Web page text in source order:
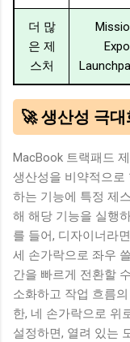
더 많
은 제
스처
🚀 생산성 극
MacBook 트랙패드
생산성을 비약적으로
하는 기능에 특정 제
해 해당 기능을 실행
를 들어, 디자이너라
세 손가락으로 좌우
간을 빠르게 전환할
소화하고 작업 흐름
한, 네 손가락으로 위
설정하면, 열려 있는